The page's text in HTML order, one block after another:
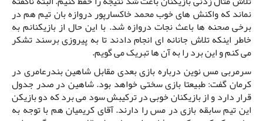
نماند که واکنش های خوب محمد خاکسارپور دروازه بان تیم هم در
برخی صحنه ها باعث نجات دروازه شد. با این حال از بازیکنانم به
خاطر اینکه تلاش جانانه ای انجام دادند تا به پیروزی برسند تشکر
می کنم و این برد را به آن ها تبریک می گویم.
سرمربی مس نوین درباره بازی بعدی مقابل شاهین بندرعامری در
کرمان گفت: طبیعتا بازی سختی خواهد بود. شاهین در صدر جدول
قرار دارد و از بازیکنان خوبی در ترکیبش سود می برد که دو بازیکن
این تیم سابقه بازی در مس را دارند. آقای کریمیان هم با توجه به